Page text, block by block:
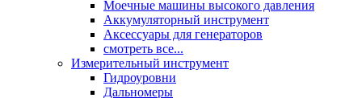
Моечные машины высокого давления
Аккумуляторный инструмент
Аксессуары для генераторов
смотреть все...
Измерительный инструмент
Гидроуровни
Дальномеры